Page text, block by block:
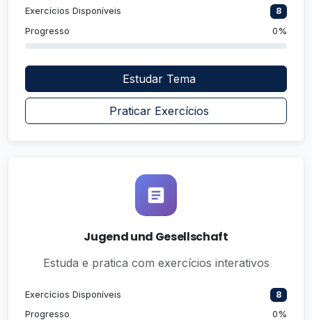
Exercícios Disponíveis
8
Progresso
0%
Estudar Tema
Praticar Exercícios
Jugend und Gesellschaft
Estuda e pratica com exercícios interativos
Exercícios Disponíveis
8
Progresso
0%